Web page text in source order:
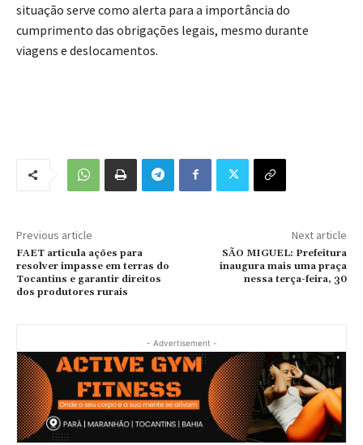
situação serve como alerta para a importância do
cumprimento das obrigações legais, mesmo durante
viagens e deslocamentos.
Previous article
FAET articula ações para
resolver impasse em terras do
Tocantins e garantir direitos
dos produtores rurais
Next article
SÃO MIGUEL: Prefeitura
inaugura mais uma praça
nessa terça-feira, 30
- Advertisement -